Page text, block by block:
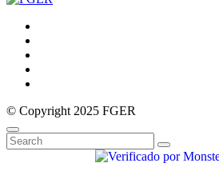
© Copyright 2025 FGER